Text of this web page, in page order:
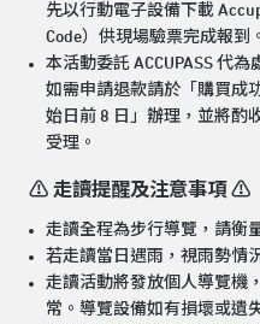
先以行動電子設備下載
Code）供現場驗票完成報到。
本活動委託 ACCUPASS 代
如需申請退款請於「購買成
始日前 8 日」辦理，並將酌
受理。
⚠️ 走讀提醒及注意事項 ⚠️
走讀全程為步行導覽，請衡
若走讀當日遇雨，視雨勢情
走讀活動將發放個人導覽機
常。導覽設備如有損壞或遺